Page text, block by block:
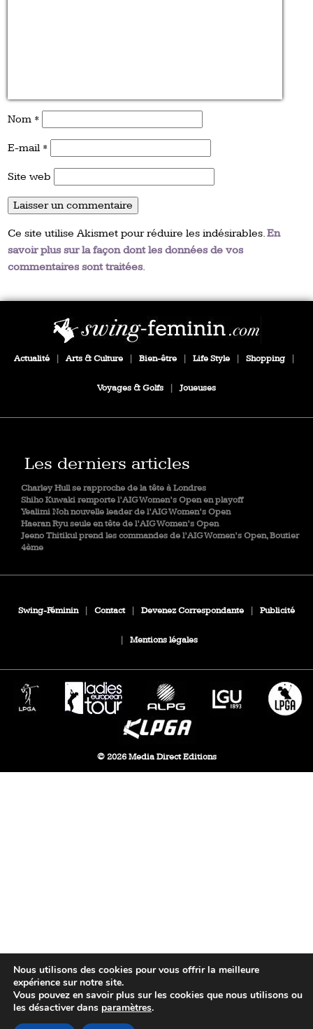
Nom *
E-mail *
Site web
Ce site utilise Akismet pour réduire les indésirables.En
savoir plus sur la façon dont les données de vos
commentaires sont traitées.
Actualité Arts & Culture Bien-être Life Style Shopping
Voyages & Golfs Joueuses
Les derniers articles
Charley Hull se rapproche de la tête à Londres
Shiho Kuwaki remporte l’AIG Women’s Open en playoff
Yealimi Noh nouvelle leader de l’AIG Women’s Open
Haeran Ryu seule en tête de l’AIG Women’s Open
Jeeno Thitikul prend les commandes de l’AIG Women’s Open, Boutier
4ème
Swing-Féminin Contact Devenez Correspondante Publicité
Mentions légales
© 2026 Media Direct Editions
Nous utilisons des cookies pour vous offrir la meilleure
expérience sur notre site.
Vous pouvez en savoir plus sur les cookies que nous utilisons ou
les désactiver dans paramètres.